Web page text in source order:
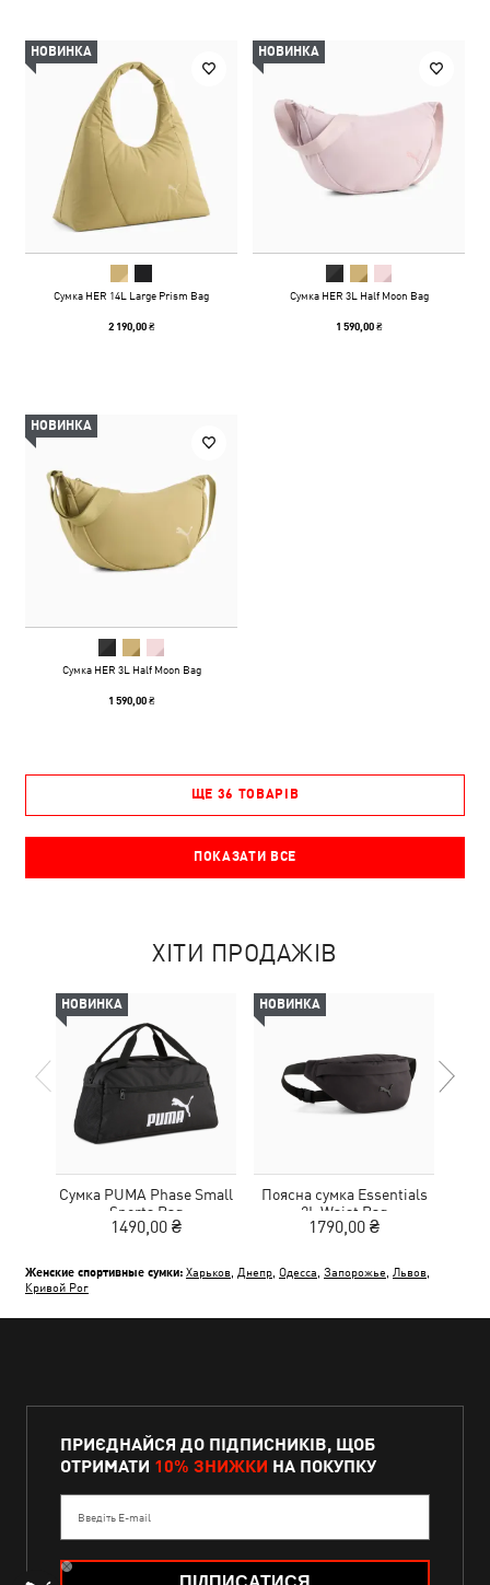
НОВИНКА
Сумка HER 14L Large Prism Bag
2 190,00 ₴
НОВИНКА
Сумка HER 3L Half Moon Bag
1 590,00 ₴
НОВИНКА
Сумка HER 3L Half Moon Bag
1 590,00 ₴
ЩЕ 36 ТОВАРІВ
ПОКАЗАТИ ВСЕ
ХІТИ ПРОДАЖІВ
НОВИНКА
Сумка PUMA Phase Small
Sports Bag
1490,00 ₴
НОВИНКА
Поясна сумка Essentials
2L Waist Bag
1790,00 ₴
Женские спортивные сумки: Харьков Днепр Одесса Запорожье Львов
Кривой Рог
ПРИЄДНАЙСЯ ДО ПІДПИСНИКІВ, ЩОБ
ОТРИМАТИ 10% ЗНИЖКИ НА ПОКУПКУ
Введіть E-mail